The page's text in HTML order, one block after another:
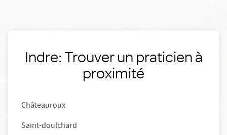
Indre: Trouver un praticien à
proximité
Châteauroux
Saint-doulchard